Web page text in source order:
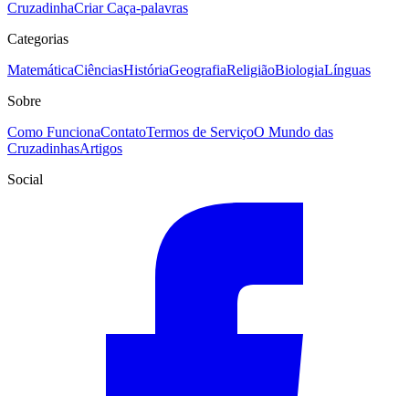
CruzadinhaCriar Caça-palavras
Categorias
MatemáticaCiênciasHistóriaGeografiaReligiãoBiologiaLínguas
Sobre
Como FuncionaContatoTermos de ServiçoO Mundo das
CruzadinhasArtigos
Social